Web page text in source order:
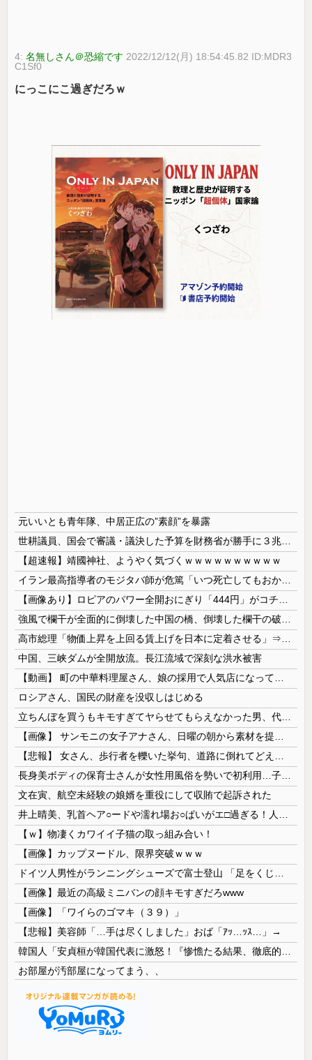
4:名無しさん＠恐縮です 2022/12/12(月) 18:54:45.82 ID:MDR3
C1Sf0
にっこにこ過ぎだろｗ
元いいとも青年隊、中居正広の”素顔”を暴露
【超速報】靖國神社、ようやく気づくｗｗｗｗｗｗｗｗｗｗ
中国、三峡ダムが全開放流。長江流域で深刻な洪水被害
ロシアさん、国民の財産を没収しはじめる
文在寅、航空未経験の娘婿を重役にして収賄で起訴された
【ｗ】物凄くカワイイ子猫の取っ組み合い！
【画像】カップヌードル、限界突破ｗｗｗ
【画像】最近の高級ミニバンの顔キモすぎだろwww
【画像】「ワイらのゴマキ（３９）」
【悲報】美容師「…手は尽くしました」おば「ｱｯ…ｯｽ…」→
お部屋が汚部屋になってまう、、